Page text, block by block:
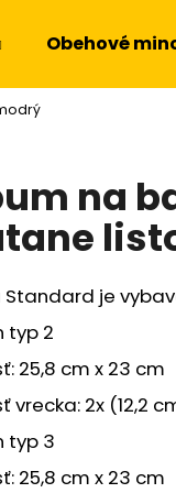
Obehové
na
Standard je
typ 2
25,8 cm x 23 cm
vrecka: 2x (12,2
typ 3
25,8 cm x 23 cm
HĽADAŤ